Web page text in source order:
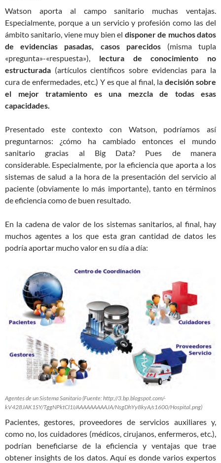
Watson aporta al campo sanitario muchas ventajas.
Especialmente, porque a un servicio y profesión como las del
ámbito sanitario, viene muy bien el disponer de muchos datos
de evidencias pasadas, casos parecidos(misma tupla
«pregunta»-«respuesta»), lectura de conocimiento no
estructurada (artículos científicos sobre evidencias para la
cura de enfermedades, etc.) Y es que al final, ladecisión sobre
el mejor tratamiento es una mezcla de todas esas
capacidades.
Presentado este contexto con Watson, podríamos así
preguntarnos: ¿cómo ha cambiado entonces el mundo
sanitario gracias al Big Data? Pues de manera
considerable. Especialmente, por la eficiencia que aporta a los
sistemas de salud a la hora de la presentación del servicio al
paciente (obviamente lo más importante), tanto en términos
de eficiencia como de buen resultado.
En la cadena de valor de los sistemas sanitarios, al final, hay
muchos agentes a los que esta gran cantidad de datos les
podría aportar mucho valor en su día a día:
Agentes de un Sistema Sanitario (Fuente: http://3.bp.blogspot.com/-
kV428JAK1SY/TggNPktCI1I/AAAAAAAAAJA/NsgDhYy8kyA/s1600/Hospital.png)
Pacientes, gestores, proveedores de servicios auxiliares y,
como no, los cuidadores (médicos, cirujanos, enfermeros, etc.),
podrían beneficiarse de la eficiencia y ventajas que trae
obtener insights de los datos. Aquí es donde varios expertos